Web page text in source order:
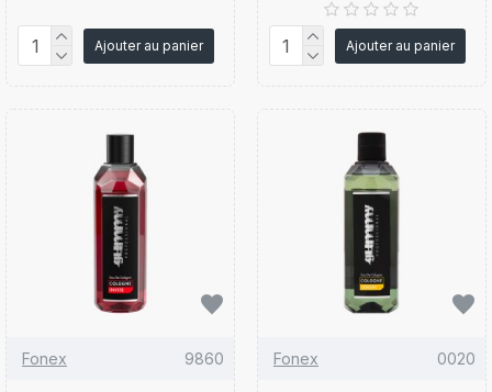
Ajouter au panier Ajouter au panier
Fonex 9860 Fonex 0020